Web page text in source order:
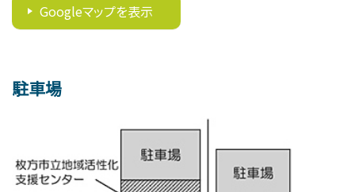
Googleマップを表示
駐車場